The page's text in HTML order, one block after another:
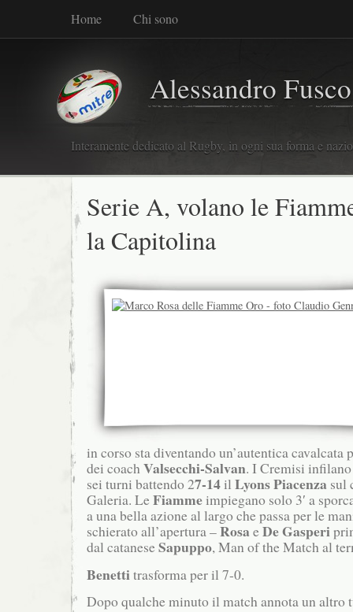
Home Chi sono
Alessandro Fusco
Interamente dedicato al Rugby, in ogni sua forma e
Serie A, volano le
la Capitolina
in corso sta diventando un’autentica cavalcata
dei coach Valsecchi-Salvan. I Cremisi
sei turni battendo 27-14il Lyons Piacenza sul
Galeria. LeFiammeimpiegano solo 3′ a
a una bella azione al largo che passa per le
schierato all’apertura –Rosa eDe Gasperi
dal cataneseSapuppo, Man of the Match al
Benettitrasforma per il 7-0.
Dopo qualche minuto il match annota un altro